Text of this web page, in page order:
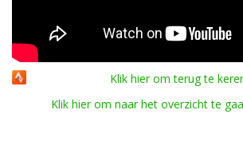
Klik hier om terug te
Klik hier om naar het overzicht te